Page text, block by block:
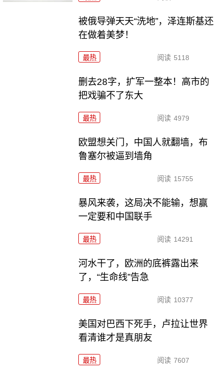
被俄导弹天天“洗地”，泽连斯基还
在做着美梦！
最热 阅读 5118
删去28字，扩军一整本！高市的
把戏骗不了东大
最热 阅读 4979
欧盟想关门，中国人就翻墙，布
鲁塞尔被逼到墙角
最热 阅读 15755
暴风来袭，这局决不能输，想赢
一定要和中国联手
最热 阅读 14291
河水干了，欧洲的底裤露出来
了，“生命线”告急
最热 阅读 10377
美国对巴西下死手，卢拉让世界
看清谁才是真朋友
最热 阅读 7607